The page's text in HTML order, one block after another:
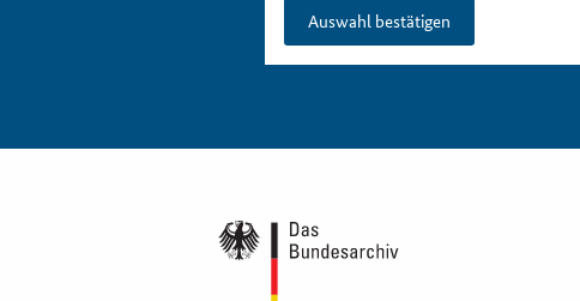
Auswahl bestätigen